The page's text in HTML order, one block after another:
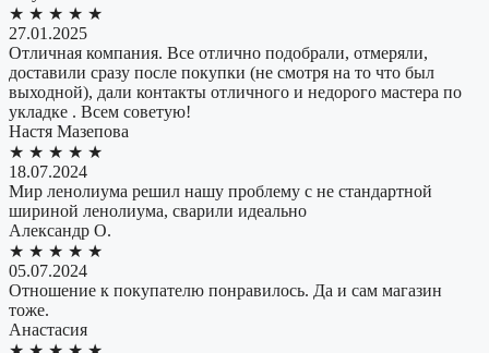
★ ★ ★ ★ ★
27.01.2025
Отличная компания. Все отлично подобрали, отмеряли,
доставили сразу после покупки (не смотря на то что был
выходной), дали контакты отличного и недорого мастера по
укладке . Всем советую!
​Настя Мазепова
★ ★ ★ ★ ★
18.07.2024
Мир ленолиума решил нашу проблему с не стандартной
шириной ленолиума, сварили идеально
Александр О.
★ ★ ★ ★ ★
05.07.2024
Отношение к покупателю понравилось. Да и сам магазин
тоже.
Анастасия